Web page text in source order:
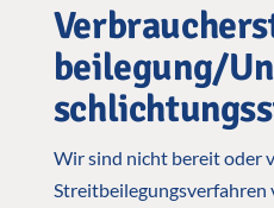
beilegung/
Wir sind nicht bereit oder
Streitbeilegungsverfahren